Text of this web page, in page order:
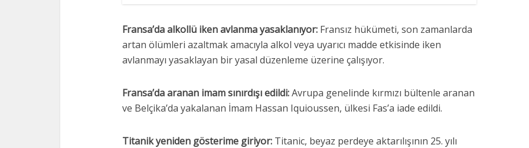
Fransa’da alkollü iken avlanma yasaklanıyor: Fransız hükümeti, son zamanlarda
artan ölümleri azaltmak amacıyla alkol veya uyarıcı madde etkisinde iken
avlanmayı yasaklayan bir yasal düzenleme üzerine çalışıyor.
Fransa’da aranan imam sınırdışı edildi:Avrupa genelinde kırmızı bültenle aranan
ve Belçika’da yakalanan İmam Hassan Iquioussen, ülkesi Fas’a iade edildi.
Titanik yeniden gösterime giriyor: Titanic, beyaz perdeye aktarılışının 25. yılı